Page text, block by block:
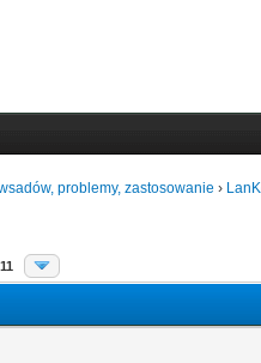
problemy, zastosowanie ›
11 - średnia: 5